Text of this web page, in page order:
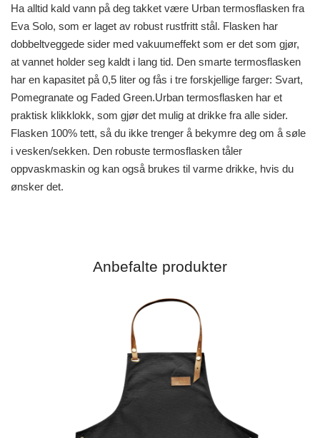
Ha alltid kald vann på deg takket være Urban termosflasken fra
Eva Solo, som er laget av robust rustfritt stål. Flasken har
dobbeltveggede sider med vakuumeffekt som er det som gjør,
at vannet holder seg kaldt i lang tid. Den smarte termosflasken
har en kapasitet på 0,5 liter og fås i tre forskjellige farger: Svart,
Pomegranate og Faded Green.Urban termosflasken har et
praktisk klikklokk, som gjør det mulig at drikke fra alle sider.
Flasken 100% tett, så du ikke trenger å bekymre deg om å søle
i vesken/sekken. Den robuste termosflasken tåler
oppvaskmaskin og kan også brukes til varme drikke, hvis du
ønsker det.
Anbefalte produkter